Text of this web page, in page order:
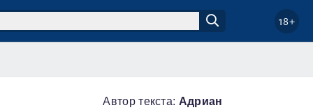
18+
Автор текста: Адриан